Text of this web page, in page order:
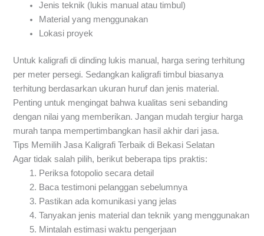
Jenis teknik (lukis manual atau timbul)
Material yang menggunakan
Lokasi proyek
Untuk kaligrafi di dinding lukis manual, harga sering terhitung
per meter persegi. Sedangkan kaligrafi timbul biasanya
terhitung berdasarkan ukuran huruf dan jenis material.
Penting untuk mengingat bahwa kualitas seni sebanding
dengan nilai yang memberikan. Jangan mudah tergiur harga
murah tanpa mempertimbangkan hasil akhir dari jasa.
Tips Memilih Jasa Kaligrafi Terbaik di Bekasi Selatan
Agar tidak salah pilih, berikut beberapa tips praktis:
Periksa fotopolio secara detail
Baca testimoni pelanggan sebelumnya
Pastikan ada komunikasi yang jelas
Tanyakan jenis material dan teknik yang menggunakan
Mintalah estimasi waktu pengerjaan